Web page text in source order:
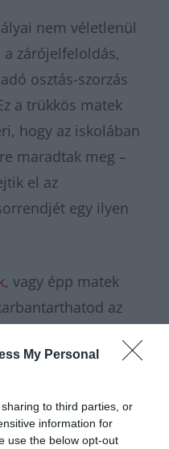
My Personal
to third parties, or
information for
use the below opt-out
nem véletlenül
a zárójelfeloldás,
osztás-szorzás
a trükkös matek
hogy az iskolában
maradtak meg –
el az
egy ilyen
, vagy épp matek
az
at találhatsz!